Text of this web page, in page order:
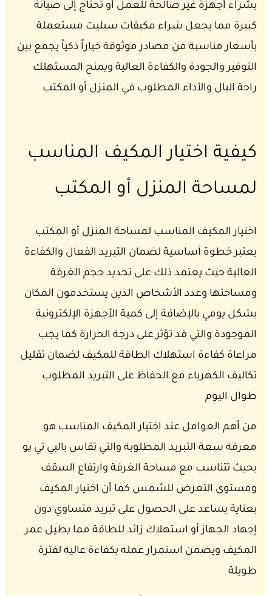
بشراء أجهزة غير صالحة للعمل أو تحتاج إلى صيانة
كبيرة مما يجعل شراء مكيفات سبليت مستعملة
بأسعار مناسبة من مصادر موثوقة خياراً ذكياً يجمع بين
التوفير والجودة والكفاءة العالية ويمنح المستهلك
راحة البال والأداء المطلوب في المنزل أو المكتب
كيفية اختيار المكيف المناسب
لمساحة المنزل أو المكتب
اختيار المكيف المناسب لمساحة المنزل أو المكتب
يعتبر خطوة أساسية لضمان التبريد الفعال والكفاءة
العالية حيث يعتمد ذلك على تحديد حجم الغرفة
ومساحتها وعدد الأشخاص الذين يستخدمون المكان
بشكل يومي بالإضافة إلى كمية الأجهزة الإلكترونية
الموجودة والتي قد تؤثر على درجة الحرارة كما يجب
مراعاة كفاءة استهلاك الطاقة للمكيف لضمان تقليل
تكاليف الكهرباء مع الحفاظ على التبريد المطلوب
طوال اليوم
من أهم العوامل عند اختيار المكيف المناسب هو
معرفة سعة التبريد المطلوبة والتي تقاس بالبي تي يو
بحيث تتناسب مع مساحة الغرفة وارتفاع السقف
ومستوى التعرض للشمس كما أن اختيار المكيف
بعناية يساعد على الحصول على تبريد متساوي دون
إجهاد الجهاز أو استهلاك زائد للطاقة مما يطيل عمر
المكيف ويضمن استمرار عمله بكفاءة عالية لفترة
طويلة